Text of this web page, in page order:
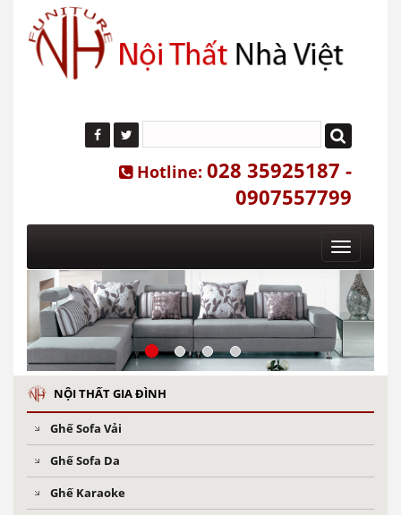
Hotline: 028 35925187 -
0907557799
Toggle
NỘI THẤT GIA ĐÌNH
Ghế Sofa Vải
Ghế Sofa Da
Ghế Karaoke